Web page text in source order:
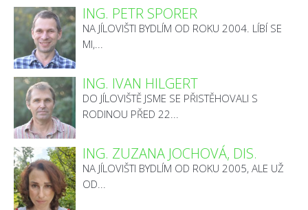
ING. PETR SPORER
NA JÍLOVIŠTI BYDLÍM OD ROKU 2004. LÍBÍ SE
MI,...
ING. IVAN HILGERT
DO JÍLOVIŠTĚ JSME SE PŘISTĚHOVALI S
RODINOU PŘED 22...
ING. ZUZANA JOCHOVÁ, DIS.
NA JÍLOVIŠTI BYDLÍM OD ROKU 2005, ALE UŽ
OD...